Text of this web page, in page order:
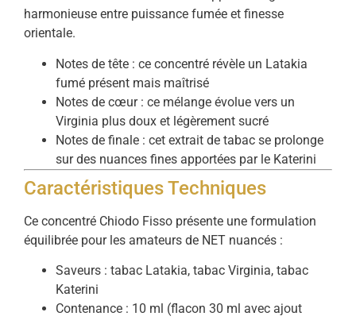
harmonieuse entre puissance fumée et finesse
orientale.
Notes de tête : ce concentré révèle un Latakia
fumé présent mais maîtrisé
Notes de cœur : ce mélange évolue vers un
Virginia plus doux et légèrement sucré
Notes de finale : cet extrait de tabac se prolonge
sur des nuances fines apportées par le Katerini
Caractéristiques Techniques
Ce concentré Chiodo Fisso présente une formulation
équilibrée pour les amateurs de NET nuancés :
Saveurs : tabac Latakia, tabac Virginia, tabac
Katerini
Contenance : 10 ml (flacon 30 ml avec ajout